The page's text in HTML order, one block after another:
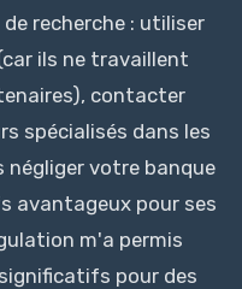
recherche : utiliser
ils ne travaillent
contacter
spécialisés dans les
négliger votre banque
avantageux pour ses
m'a permis
pour des